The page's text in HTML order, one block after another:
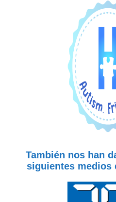
También nos han
siguientes medios